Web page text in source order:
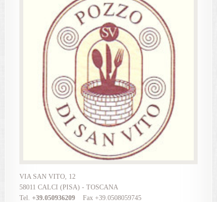
VIA SAN VITO, 12
58011 CALCI (PISA) - TOSCANA
Tel. +39.050936209 Fax +39.0508059745